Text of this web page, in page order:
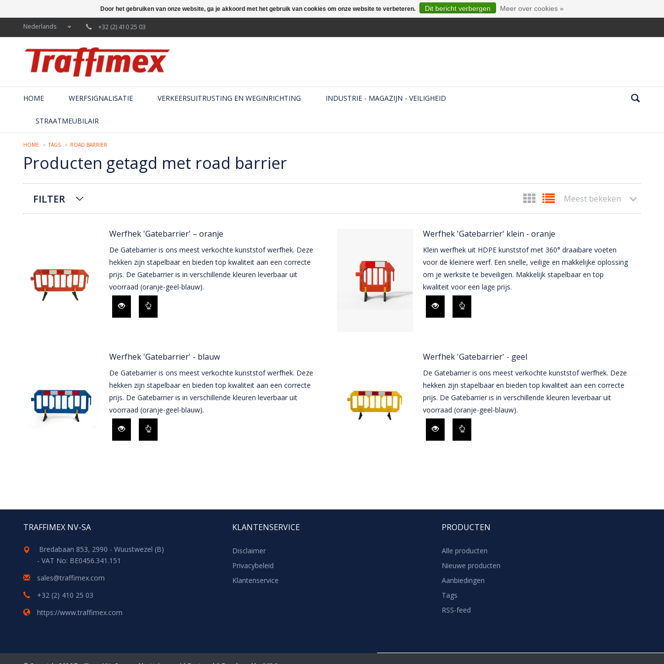
Nederlands +32 (2) 410 25 03
HOME WERFSIGNALISATIE VERKEERSUITRUSTING EN WEGINRICHTING INDUSTRIE - MAGAZIJN - VEILIGHEID
STRAATMEUBILAIR
HOME TAGS ROAD BARRIER
Producten getagd met road barrier
FILTER Meest bekeken
Werfhek 'Gatebarrier' – oranje
De Gatebarrier is ons meest verkochte kunststof werfhek. Deze
hekken zijn stapelbaar en bieden top kwaliteit aan een correcte
prijs. De Gatebarrier is in verschillende kleuren leverbaar uit
voorraad (oranje-geel-blauw).
Werfhek 'Gatebarrier' klein - oranje
Klein werfhek uit HDPE kunststof met 360° draaibare voeten
voor de kleinere werf. Een snelle, veilige en makkelijke oplossing
om je werksite te beveiligen. Makkelijk stapelbaar en top
kwaliteit voor een lage prijs.
Werfhek 'Gatebarrier' - blauw
De Gatebarrier is ons meest verkochte kunststof werfhek. Deze
hekken zijn stapelbaar en bieden top kwaliteit aan een correcte
prijs. De Gatebarrier is in verschillende kleuren leverbaar uit
voorraad (oranje-geel-blauw).
Werfhek 'Gatebarrier' - geel
De Gatebarrier is ons meest verkochte kunststof werfhek. Deze
hekken zijn stapelbaar en bieden top kwaliteit aan een correcte
prijs. De Gatebarrier is in verschillende kleuren leverbaar uit
voorraad (oranje-geel-blauw).
TRAFFIMEX NV-SA
Bredabaan 853, 2990 - Wuustwezel (B)
- VAT No: BE0456.341.151
sales@traffimex.com
+32 (2) 410 25 03
https://www.traffimex.com
KLANTENSERVICE
Disclaimer
Privacybeleid
Klantenservice
PRODUCTEN
Alle producten
Nieuwe producten
Aanbiedingen
Tags
RSS-feed
Door het gebruiken van onze website, ga je akkoord met het gebruik van cookies om onze website te verbeteren. Dit bericht verbergen Meer over cookies »